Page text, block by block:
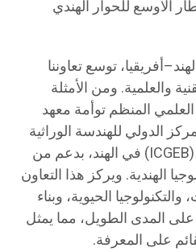
الأوسع للحوار الهندي
توسع تعاوننا
والعلمية. ومن الأمثلة
العلمي المنظم توأمة معهد
الدولي للهندسة الوراثية
والتكنولوجيا الحيوية (ICGEB) في الهند، بدعم من
الهندية. ويركز هذا التعاون
الحيوية، وبناء
المدى الطويل، مما يمثل
على المعرفة.